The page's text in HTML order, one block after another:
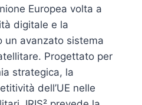
Europea volta a
digitale e la
un avanzato sistema
Progettato per
strategica, la
dell’UE nelle